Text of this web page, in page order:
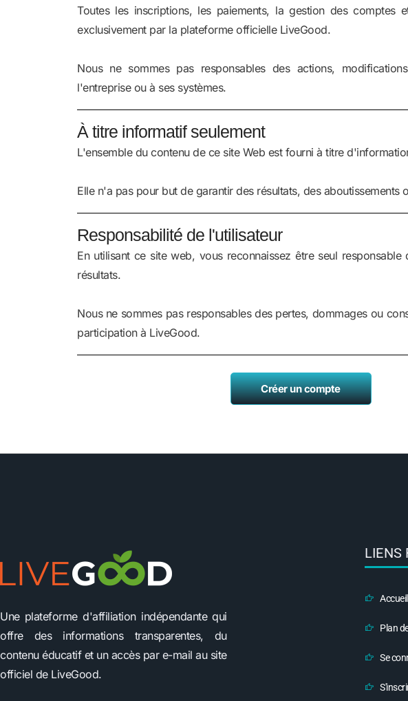
Toutes les inscriptions, les paiements, la gestion des comptes
exclusivement par la plateforme officielle LiveGood.
Nous ne sommes pas responsables des actions,
l'entreprise ou à ses systèmes.
À titre informatif seulement
L'ensemble du contenu de ce site Web est fourni à titre
Elle n'a pas pour but de garantir des résultats, des aboutissements
Responsabilité de l'utilisateur
En utilisant ce site web, vous reconnaissez être seul
résultats.
Nous ne sommes pas responsables des pertes, dommages ou
participation à LiveGood.
Créer un compte
Une plateforme d'affiliation indépendante qui
offre des informations transparentes, du
contenu éducatif et un accès par e-mail au site
officiel de LiveGood.
LIENS
Accueil
Plan
Se